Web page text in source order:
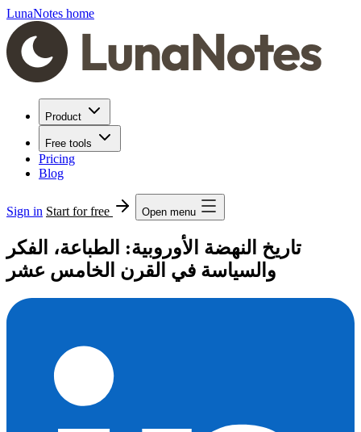
LunaNotes home
Product
Free tools
Pricing
Blog
Sign in Start for free Open menu
تاريخ النهضة الأوروبية: الطباعة، الفكر
والسياسة في القرن الخامس عشر